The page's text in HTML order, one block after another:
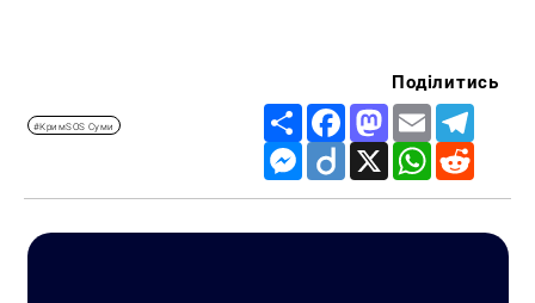
#КримSOS Суми
Поділитись
Share FacebookMastodon
Email
Messenger
Diigo X WhatsApp